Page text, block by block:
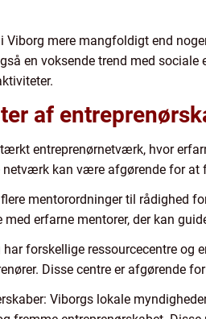
i Viborg mere mangfoldigt end
en voksende trend med
af
entreprenørnetværk, hvor
netværk kan være afgørende for at
mentorordninger til rådighed
erfarne mentorer, der kan
har forskellige ressourcecentre
Disse centre er
Viborgs lokale